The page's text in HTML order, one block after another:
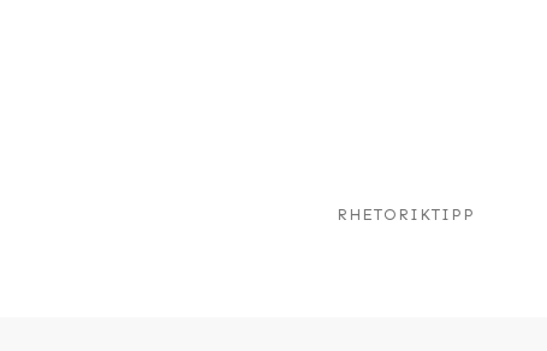
RHETORIKTIPP